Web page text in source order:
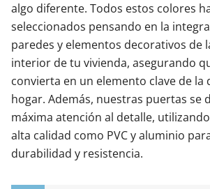
algo diferente. Todos estos colores
seleccionados pensando en la
paredes y elementos decorativos de
interior de tu vivienda, asegurando
convierta en un elemento clave de la
hogar. Además, nuestras puertas se
máxima atención al detalle,
alta calidad como PVC y aluminio
durabilidad y resistencia.